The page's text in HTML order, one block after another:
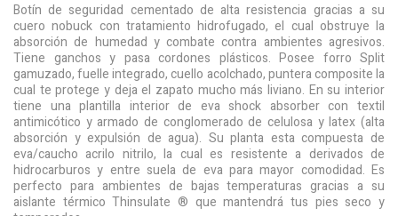
Botín de seguridad cementado de alta resistencia gracias a su
cuero nobuck con tratamiento hidrofugado, el cual obstruye la
absorción de humedad y combate contra ambientes agresivos.
Tiene ganchos y pasa cordones plásticos. Posee forro Split
gamuzado, fuelle integrado, cuello acolchado, puntera composite la
cual te protege y deja el zapato mucho más liviano. En su interior
tiene una plantilla interior de eva shock absorber con textil
antimicótico y armado de conglomerado de celulosa y latex (alta
absorción y expulsión de agua). Su planta esta compuesta de
eva/caucho acrilo nitrilo, la cual es resistente a derivados de
hidrocarburos y entre suela de eva para mayor comodidad. Es
perfecto para ambientes de bajas temperaturas gracias a su
aislante térmico Thinsulate ® que mantendrá tus pies seco y